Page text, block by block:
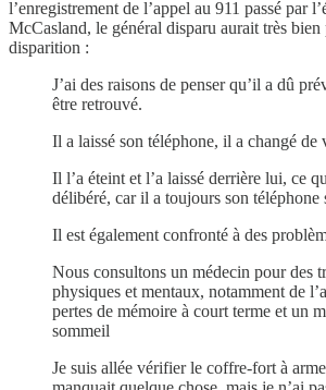
l’enregistrement de l’appel au 911 passé par
McCasland, le général disparu aurait très
disparition :
J’ai des raisons de penser qu’il a dû
être retrouvé.
Il a laissé son téléphone, il a changé de
Il l’a éteint et l’a laissé derrière lui, ce
délibéré, car il a toujours son téléphone
Il est également confronté à des
Nous consultons un médecin pour des
physiques et mentaux, notamment de
pertes de mémoire à court terme et un
sommeil
Je suis allée vérifier le coffre-fort à